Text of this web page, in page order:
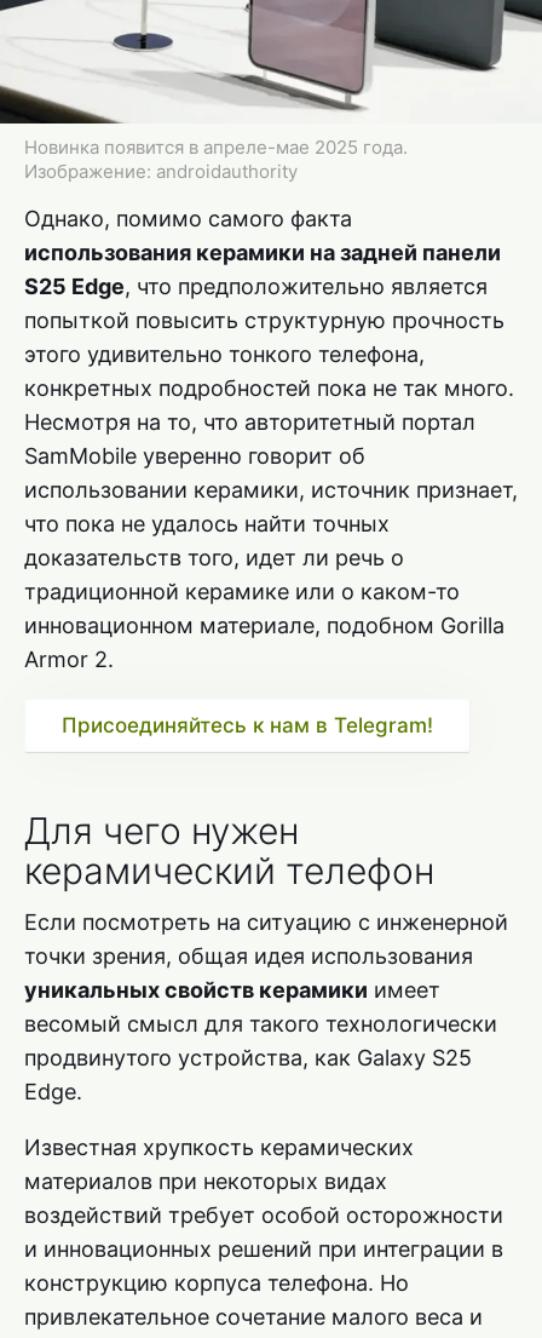
Новинка появится в апреле-мае 2025 года.
Изображение: androidauthority
Однако, помимо самого факта
использования керамики на задней панели
S25 Edge, что предположительно является
попыткой повысить структурную прочность
этого удивительно тонкого телефона,
конкретных подробностей пока не так много.
Несмотря на то, что авторитетный портал
SamMobile уверенно говорит об
использовании керамики, источник признает,
что пока не удалось найти точных
доказательств того, идет ли речь о
традиционной керамике или о каком-то
инновационном материале, подобном Gorilla
Armor 2.
Присоединяйтесь к нам в Telegram!
Для чего нужен
керамический телефон
Если посмотреть на ситуацию с инженерной
точки зрения, общая идея использования
уникальных свойств керамики имеет
весомый смысл для такого технологически
продвинутого устройства, как Galaxy S25
Edge.
Известная хрупкость керамических
материалов при некоторых видах
воздействий требует особой осторожности
и инновационных решений при интеграции в
конструкцию корпуса телефона. Но
привлекательное сочетание малого веса и